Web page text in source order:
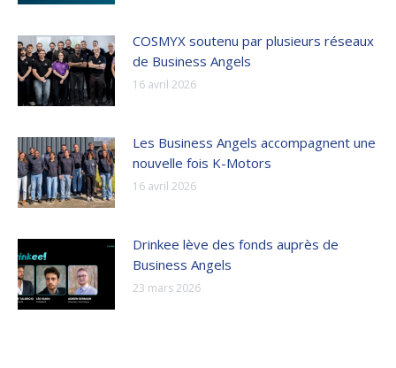
COSMYX soutenu par plusieurs réseaux
de Business Angels
16 avril 2026
Les Business Angels accompagnent une
nouvelle fois K-Motors
16 avril 2026
Drinkee lève des fonds auprès de
Business Angels
23 mars 2026